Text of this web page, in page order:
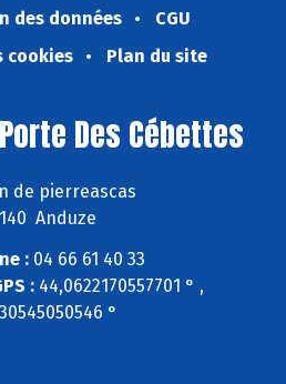
des données
CGU
cookies
Plan du site
Des Cébettes
de pierreascas
Anduze
: 04 66 61 40 33
:44,0622170557701 ° ,
°